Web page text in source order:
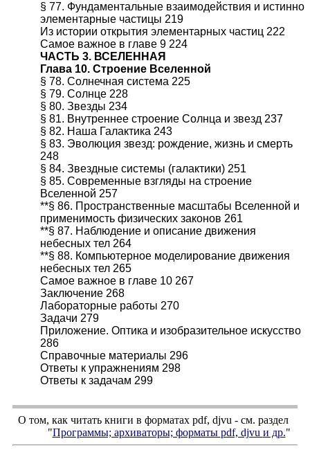
§ 77. Фундаментальные взаимодействия и истинно
элементарные частицы 219
Из истории открытия элементарных частиц 222
Самое важное в главе 9 224
ЧАСТЬ 3. ВСЕЛЕННАЯ
Глава 10. Строение Вселенной
§ 78. Солнечная система 225
§ 79. Солнце 228
§ 80. Звезды 234
§ 81. Внутреннее строение Солнца и звезд 237
§ 82. Наша Галактика 243
§ 83. Эволюция звезд: рождение, жизнь и смерть
248
§ 84. Звездные системы (галактики) 251
§ 85. Современные взгляды на строение
Вселенной 257
**§ 86. Пространственные масштабы Вселенной и
применимость физических законов 261
**§ 87. Наблюдение и описание движения
небесных тел 264
**§ 88. Компьютерное моделирование движения
небесных тел 265
Самое важное в главе 10 267
Заключение 268
Лабораторные работы 270
Задачи 279
Приложение. Оптика и изобразительное искусство
286
Справочные материалы 296
Ответы к упражнениям 298
Ответы к задачам 299
О том, как читать книги в форматах pdf, djvu - см. раздел
"Программы; архиваторы; форматы pdf, djvu и др."